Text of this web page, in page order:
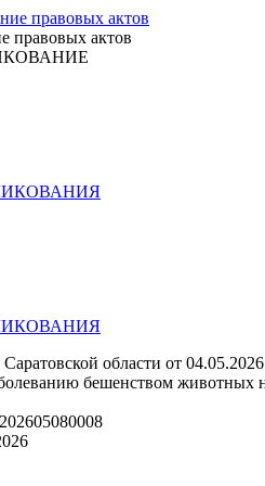
правовых актов
области от
бешенством животных